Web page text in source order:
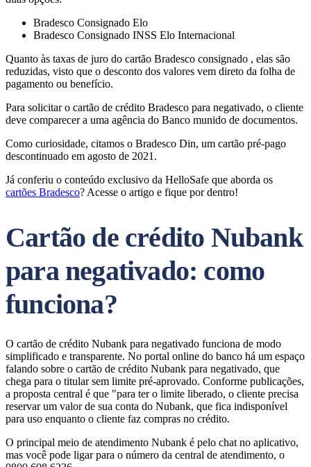
Bradesco Consignado Elo
Bradesco Consignado INSS Elo Internacional
Quanto às taxas de juro do cartão Bradesco consignado , elas são
reduzidas, visto que o desconto dos valores vem direto da folha de
pagamento ou benefício.
Para solicitar o cartão de crédito Bradesco para negativado, o cliente
deve comparecer a uma agência do Banco munido de documentos.
Como curiosidade, citamos o Bradesco Din, um cartão pré-pago
descontinuado em agosto de 2021.
Já conferiu o conteúdo exclusivo da HelloSafe que aborda os
cartões Bradesco? Acesse o artigo e fique por dentro!
Cartão de crédito Nubank
para negativado: como
funciona?
O cartão de crédito Nubank para negativado funciona de modo
simplificado e transparente. No portal online do banco há um espaço
falando sobre o cartão de crédito Nubank para negativado, que
chega para o titular sem limite pré-aprovado. Conforme publicações,
a proposta central é que "para ter o limite liberado, o cliente precisa
reservar um valor de sua conta do Nubank, que fica indisponível
para uso enquanto o cliente faz compras no crédito.
O principal meio de atendimento Nubank é pelo chat no aplicativo,
mas você pode ligar para o número da central de atendimento, o